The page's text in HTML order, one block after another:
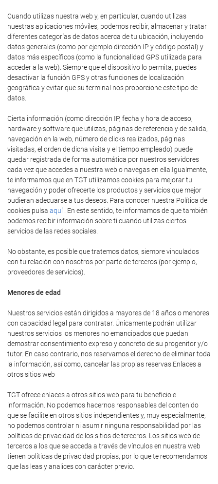
Cuando utilizas nuestra web y, en particular, cuando utilizas
nuestras aplicaciones móviles, podemos recibir, almacenar y tratar
diferentes categorías de datos acerca de tu ubicación, incluyendo
datos generales (como por ejemplo dirección IP y código postal) y
datos más específicos (como la funcionalidad GPS utilizada para
acceder a la web). Siempre que el dispositivo lo permita, puedes
desactivar la función GPS y otras funciones de localización
geográfica y evitar que su terminal nos proporcione este tipo de
datos.
Cierta información (como dirección IP, fecha y hora de acceso,
hardware y software que utilizas, páginas de referencia y de salida,
navegación en la web, número de clicks realizados, páginas
visitadas, el orden de dicha visita y el tiempo empleado) puede
quedar registrada de forma automática por nuestros servidores
cada vez que accedes a nuestra web o navegas en ella.Igualmente,
te informamos que en TGT utilizamos cookies para mejorar tu
navegación y poder ofrecerte los productos y servicios que mejor
pudieran adecuarse a tus deseos. Para conocer nuestra Política de
cookies pulsa aquí . En este sentido, te informamos de que también
podemos recibir información sobre ti cuando utilizas ciertos
servicios de las redes sociales.
No obstante, es posible que tratemos datos, siempre vinculados
con tu relación con nosotros por parte de terceros (por ejemplo,
proveedores de servicios).
Menores de edad
Nuestros servicios están dirigidos a mayores de 18 años o menores
con capacidad legal para contratar. Únicamente podrán utilizar
nuestros servicios los menores no emancipados que puedan
demostrar consentimiento expreso y concreto de su progenitor y/o
tutor. En caso contrario, nos reservamos el derecho de eliminar toda
la información, así como, cancelar las propias reservas.Enlaces a
otros sitios web
TGT ofrece enlaces a otros sitios web para tu beneficio e
información. No podemos hacernos responsables del contenido
que se facilite en otros sitios independientes y, muy especialmente,
no podemos controlar ni asumir ninguna responsabilidad por las
políticas de privacidad de los sitios de terceros. Los sitios web de
terceros a los que se acceda a través de vínculos en nuestra web
tienen políticas de privacidad propias, por lo que te recomendamos
que las leas y analices con carácter previo.